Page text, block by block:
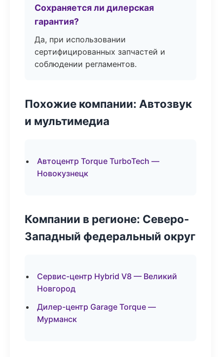
Сохраняется ли дилерская
гарантия?
Да, при использовании
сертифицированных запчастей и
соблюдении регламентов.
Похожие компании: Автозвук
и мультимедиа
Автоцентр Torque TurboTech —
Новокузнецк
Компании в регионе: Северо-
Западный федеральный округ
Сервис-центр Hybrid V8 — Великий
Новгород
Дилер-центр Garage Torque —
Мурманск